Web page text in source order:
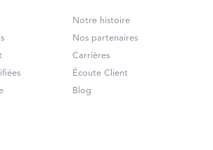
Notre histoire
Nos partenaires
Carrières
Écoute Client
Blog